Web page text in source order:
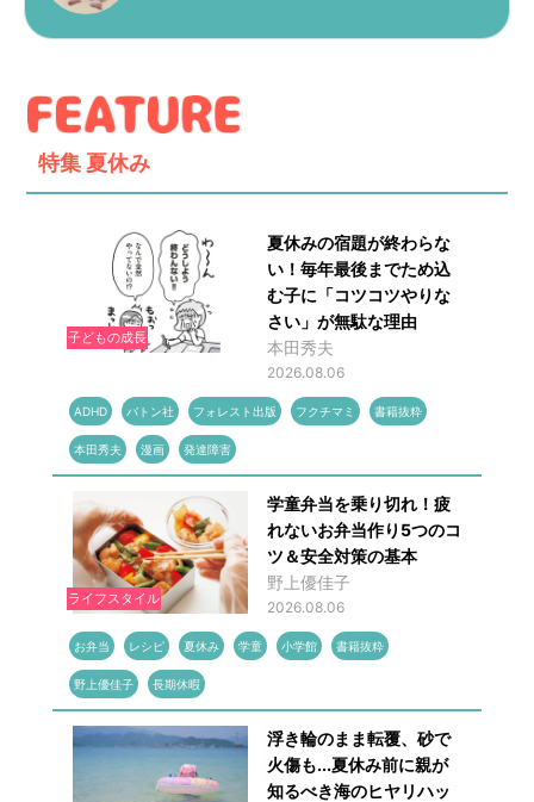
特集 夏休み
子どもの成長
夏休みの宿題が終わらな
い！毎年最後までため込
む子に「コツコツやりな
さい」が無駄な理由
本田秀夫
2026.08.06
ADHD バトン社 フォレスト出版 フクチマミ 書籍抜粋
本田秀夫 漫画 発達障害
ライフスタイル
学童弁当を乗り切れ！疲
れないお弁当作り5つのコ
ツ＆安全対策の基本
野上優佳子
2026.08.06
お弁当 レシピ 夏休み 学童 小学館 書籍抜粋
野上優佳子 長期休暇
浮き輪のまま転覆、砂で
火傷も...夏休み前に親が
知るべき海のヒヤリハッ